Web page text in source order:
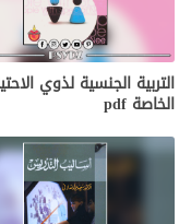
التربية الجنسية لذوي
الخاصة pdf